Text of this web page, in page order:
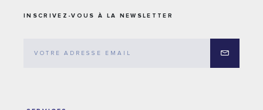
INSCRIVEZ-VOUS À LA NEWSLETTER